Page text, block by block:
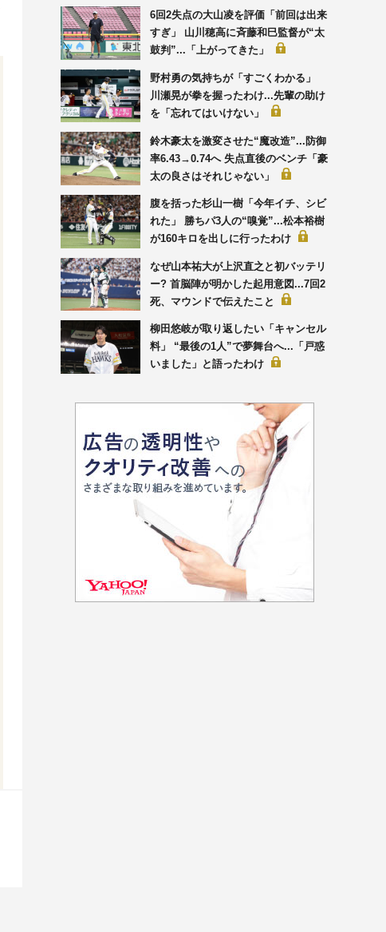
6回2失点の大山凌を評価「前回は出来
すぎ」 山川穂高に斉藤和巳監督が“太
鼓判”...「上がってきた」
野村勇の気持ちが「すごくわかる」
川瀬晃が拳を握ったわけ...先輩の助け
を「忘れてはいけない」
鈴木豪太を激変させた“魔改造”...防御
率6.43→0.74へ 失点直後のベンチ「豪
太の良さはそれじゃない」
腹を括った杉山一樹「今年イチ、シビ
れた」 勝ちパ3人の“嗅覚”...松本裕樹
が160キロを出しに行ったわけ
なぜ山本祐大が上沢直之と初バッテリ
ー? 首脳陣が明かした起用意図...7回2
死、マウンドで伝えたこと
柳田悠岐が取り返したい「キャンセル
料」 “最後の1人”で夢舞台へ...「戸惑
いました」と語ったわけ